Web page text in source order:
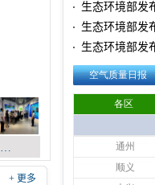
全国人大援外研讨班到监测中心参观学习
+ 更多
生态环境部发
生态环境部发
生态环境部发